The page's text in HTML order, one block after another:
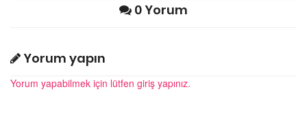
0 Yorum
Yorum yapın
Yorum yapabilmek için lütfen giriş yapınız.